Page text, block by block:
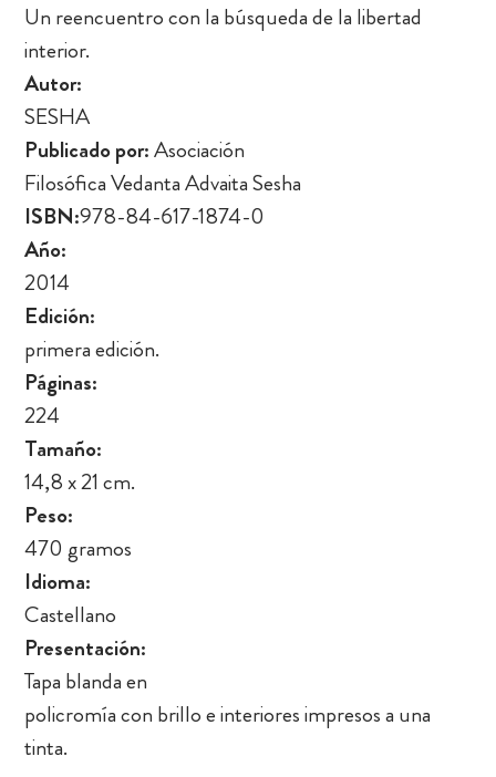
Un reencuentro con la búsqueda de la libertad
interior.
Autor:
SESHA
Publicado por:Asociación
Filosófica Vedanta Advaita Sesha
ISBN:978-84-617-1874-0
Año:
2014
Edición:
primera edición.
Páginas:
224
Tamaño:
14,8 x 21 cm.
Peso:
470 gramos
Idioma:
Castellano
Presentación:
Tapa blanda en
policromía con brillo e interiores impresos a una
tinta.